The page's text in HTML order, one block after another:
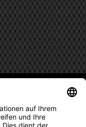
FANSHOP
NEUIGKEIT ODER